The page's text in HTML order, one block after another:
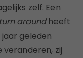
zelf. Een
turn aroundheeft
jaar geleden
zij